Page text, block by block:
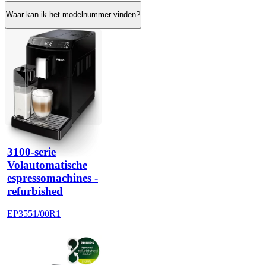
Waar kan ik het modelnummer vinden?
3100-serie
Volautomatische
espressomachines -
refurbished
EP3551/00R1